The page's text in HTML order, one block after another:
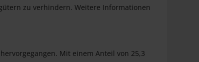
zu verhindern. Weitere Informationen
Mit einem Anteil von 25,3